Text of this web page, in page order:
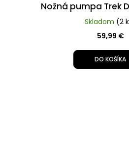
Nožná pumpa Trek
Skladom (2
59,99 €
DO KOŠÍKA